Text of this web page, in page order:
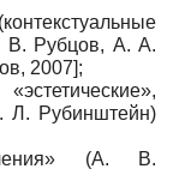
В. Рубцов, А. А.
2007];
Л. Рубинштейн)
(А. В.